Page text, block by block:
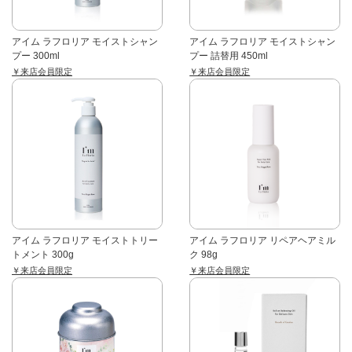
アイム ラフロリア モイストシャン
プー 300ml
￥来店会員限定
アイム ラフロリア モイストシャン
プー 詰替用 450ml
￥来店会員限定
アイム ラフロリア モイストトリー
トメント 300g
￥来店会員限定
アイム ラフロリア リペアヘアミル
ク 98g
￥来店会員限定